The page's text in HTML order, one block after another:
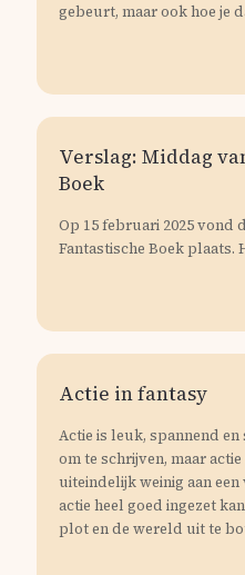
gebeurt, maar ook hoe je
Verslag: Middag
Boek
Op 15 februari 2025 vond
Fantastische Boek plaats.
Actie in fantasy
Actie is leuk, spannend
om te schrijven, maar
uiteindelijk weinig aan
actie heel goed ingezet
plot en de wereld uit te